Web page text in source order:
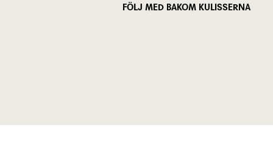
FÖLJ MED BAKOM KULISSERNA